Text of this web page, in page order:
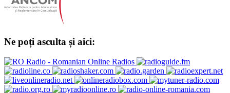
Ne poți asculta și aici: